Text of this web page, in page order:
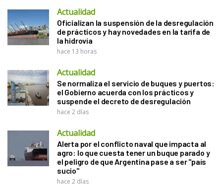
Actualidad
Oficializan la suspensión de la desregulación
de prácticos y hay novedades en la tarifa de
la hidrovía
hace 13 horas
Actualidad
Se normaliza el servicio de buques y puertos:
el Gobierno acuerda con los prácticos y
suspende el decreto de desregulación
hace 2 días
Actualidad
Alerta por el conflicto naval que impacta al
agro: lo que cuesta tener un buque parado y
el peligro de que Argentina pase a ser "país
sucio"
hace 2 días